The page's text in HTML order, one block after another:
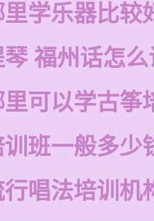
学乐器比较
福州话怎
可以学古筝
班一般多少
唱法培训机